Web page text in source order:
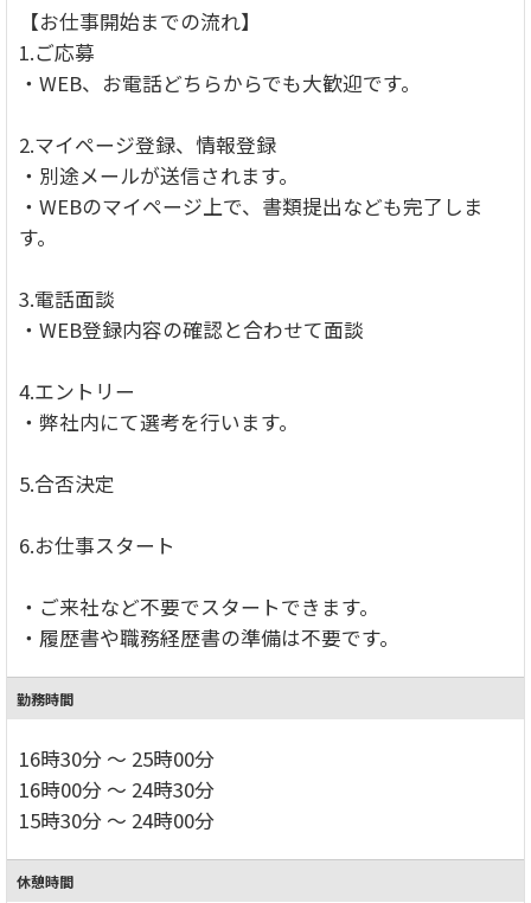
【お仕事開始までの流れ】
1.ご応募
・WEB、お電話どちらからでも大歓迎です。
2.マイページ登録、情報登録
・別途メールが送信されます。
・WEBのマイページ上で、書類提出なども完了しま
す。
3.電話面談
・WEB登録内容の確認と合わせて面談
4.エントリー
・弊社内にて選考を行います。
5.合否決定
6.お仕事スタート
・ご来社など不要でスタートできます。
・履歴書や職務経歴書の準備は不要です。
勤務時間
16時30分 ～ 25時00分
16時00分 ～ 24時30分
15時30分 ～ 24時00分
休憩時間